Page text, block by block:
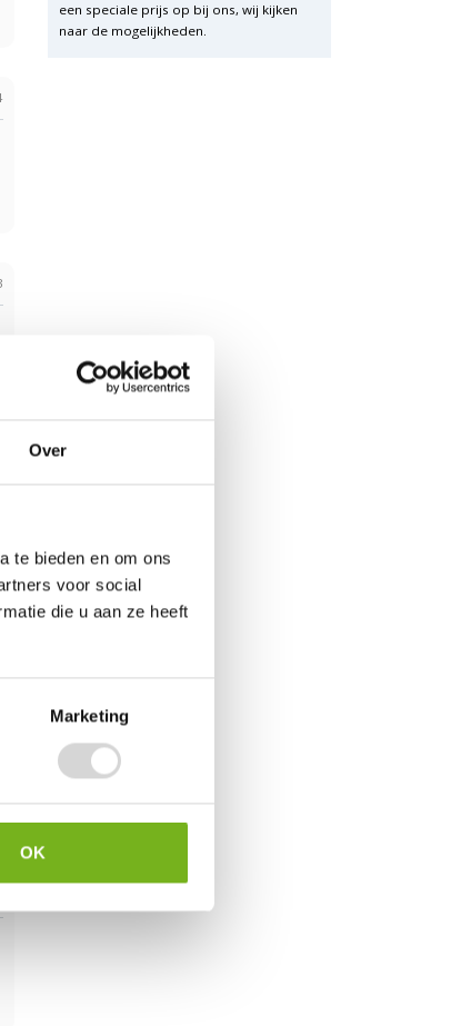
Over
te bieden en om ons
voor social
die u aan ze heeft
Marketing
OK
een speciale prijs op bij ons, wij kijken
naar de mogelijkheden.